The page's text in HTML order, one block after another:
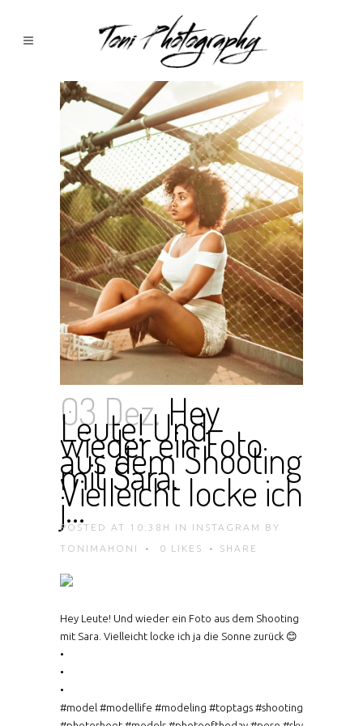
03 Dez.Hey
Leute! Und
wieder ein Foto
aus dem Shooting
mit Sara.
Vielleicht locke ich
j…
POSTED AT 10:38H IN INSTAGRAM
BY
TONIMAHONI
0 LIKES SHARE
Hey Leute! Und wieder ein Foto aus dem Shooting
mit Sara. Vielleicht locke ich ja die Sonne zurück 😊
•
•
•
#model #modellife #modeling #toptags #shooting